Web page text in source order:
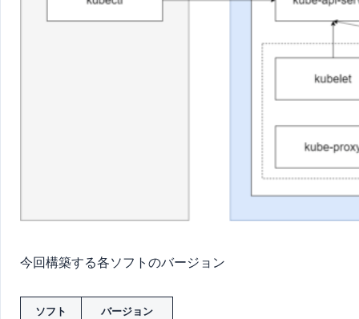
今回構築する各ソフトのバージョン
ソフト バージョン